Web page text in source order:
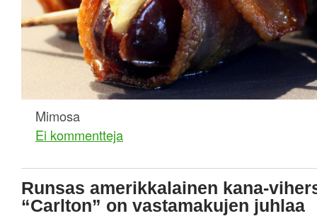
Mimosa
Ei kommentteja
Runsas amerikkalainen kana-
“Carlton” on vastamakujen juhlaa